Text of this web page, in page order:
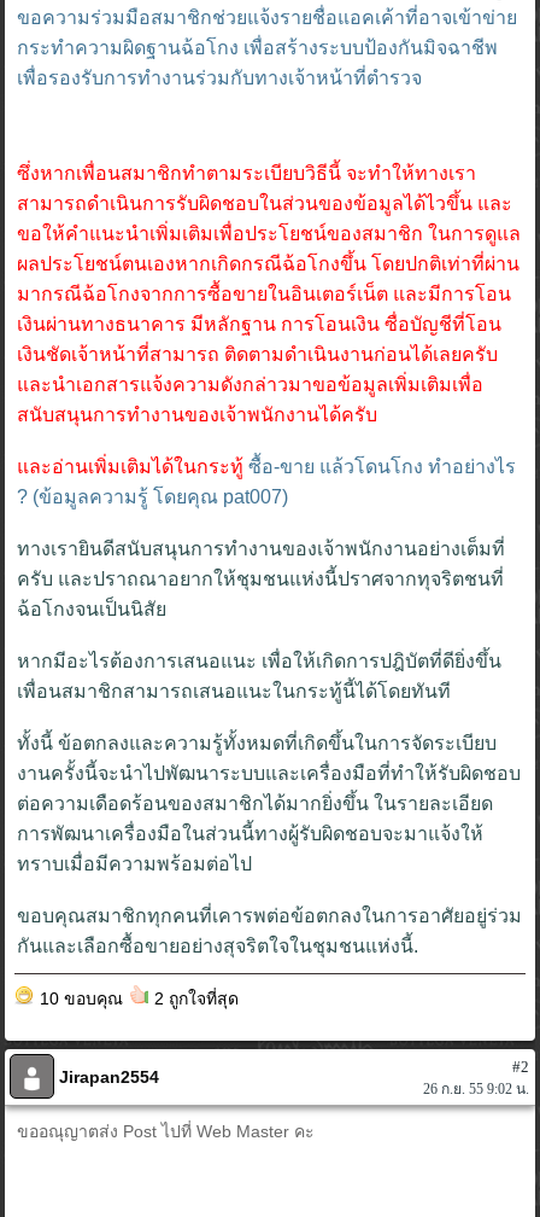
ขอความร่วมมือสมาชิกช่วยแจ้งรายชื่อแอคเค้าที่อาจเข้าข่าย
กระทำความผิดฐานฉ้อโกง เพื่อสร้างระบบป้องกันมิจฉาชีพ
เพื่อรองรับการทำงานร่วมกับทางเจ้าหน้าที่ตำรวจ
ซึ่งหากเพื่อนสมาชิกทำตามระเบียบวิธีนี้ จะทำให้ทางเรา
สามารถดำเนินการรับผิดชอบในส่วนของข้อมูลได้ไวขึ้น และ
ขอให้คำแนะนำเพิ่มเติมเพื่อประโยชน์ของสมาชิก ในการดูแล
ผลประโยชน์ตนเองหากเกิดกรณีฉ้อโกงขึ้น โดยปกติเท่าที่ผ่าน
มากรณีฉ้อโกงจากการซื้อขายในอินเตอร์เน็ต และมีการโอน
เงินผ่านทางธนาคาร มีหลักฐาน การโอนเงิน ซื่อบัญชีที่โอน
เงินชัดเจ้าหน้าที่สามารถ ติดตามดำเนินงานก่อนได้เลยครับ
และนำเอกสารแจ้งความดังกล่าวมาขอข้อมูลเพิ่มเติมเพื่อ
สนับสนุนการทำงานของเจ้าพนักงานได้ครับ
และอ่านเพิ่มเติมได้ในกระทู้ซื้อ-ขาย แล้วโดนโกง ทำอย่างไร
? (ข้อมูลความรู้ โดยคุณ pat007)
ทางเรายินดีสนับสนุนการทำงานของเจ้าพนักงานอย่างเต็มที่
ครับ และปราถณาอยากให้ชุมชนแห่งนี้ปราศจากทุจริตชนที่
ฉ้อโกงจนเป็นนิสัย
หากมีอะไรต้องการเสนอแนะ เพื่อให้เกิดการปฎิบัตที่ดียิ่งขึ้น
เพื่อนสมาชิกสามารถเสนอแนะในกระทู้นี้ได้โดยทันที
ทั้งนี้ ข้อตกลงและความรู้ทั้งหมดที่เกิดขึ้นในการจัดระเบียบ
งานครั้งนี้จะนำไปพัฒนาระบบและเครื่องมือที่ทำให้รับผิดชอบ
ต่อความเดือดร้อนของสมาชิกได้มากยิ่งขึ้น ในรายละเอียด
การพัฒนาเครื่องมือในส่วนนี้ทางผู้รับผิดชอบจะมาแจ้งให้
ทราบเมื่อมีความพร้อมต่อไป
ขอบคุณสมาชิกทุกคนที่เคารพต่อข้อตกลงในการอาศัยอยู่ร่วม
กันและเลือกซื้อขายอย่างสุจริตใจในชุมชนแห่งนี้.
10 ขอบคุณ 2 ถูกใจที่สุด
Jirapan2554
#2
26 ก.ย. 55 9:02 น.
ขออณุญาตส่ง Post ไปที่ Web Master คะ